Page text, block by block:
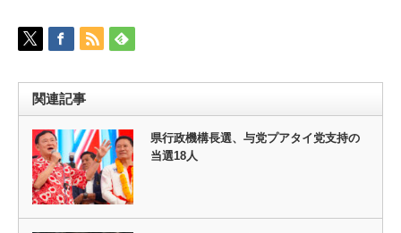
関連記事
県行政機構長選、与党プアタイ党支持の
当選18人